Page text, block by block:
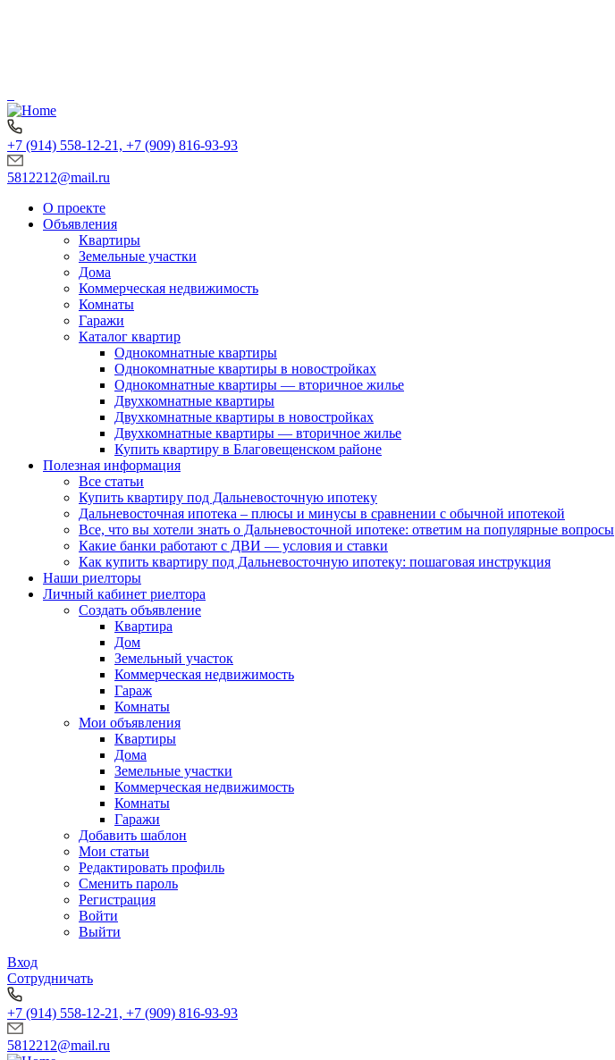
+7 (914) 558-12-21, +7 (909) 816-93-93
5812212@mail.ru
О проекте
Объявления
Квартиры
Земельные участки
Дома
Коммерческая недвижимость
Комнаты
Гаражи
Каталог квартир
Однокомнатные квартиры
Однокомнатные квартиры в новостройках
Однокомнатные квартиры — вторичное жилье
Двухкомнатные квартиры
Двухкомнатные квартиры в новостройках
Двухкомнатные квартиры — вторичное жилье
Купить квартиру в Благовещенском районе
Полезная информация
Все статьи
Купить квартиру под Дальневосточную ипотеку
Дальневосточная ипотека – плюсы и минусы в сравнении с обычной ипотекой
Все, что вы хотели знать о Дальневосточной ипотеке: ответим на популярные вопросы
Какие банки работают с ДВИ — условия и ставки
Как купить квартиру под Дальневосточную ипотеку: пошаговая инструкция
Наши риелторы
Личный кабинет риелтора
Cоздать объявление
Квартира
Дом
Земельный участок
Коммерческая недвижимость
Гараж
Комнаты
Мои объявления
Квартиры
Дома
Земельные участки
Коммерческая недвижимость
Комнаты
Гаражи
Добавить шаблон
Мои статьи
Редактировать профиль
Сменить пароль
Регистрация
Войти
Выйти
Вход
Сотрудничать
+7 (914) 558-12-21, +7 (909) 816-93-93
5812212@mail.ru